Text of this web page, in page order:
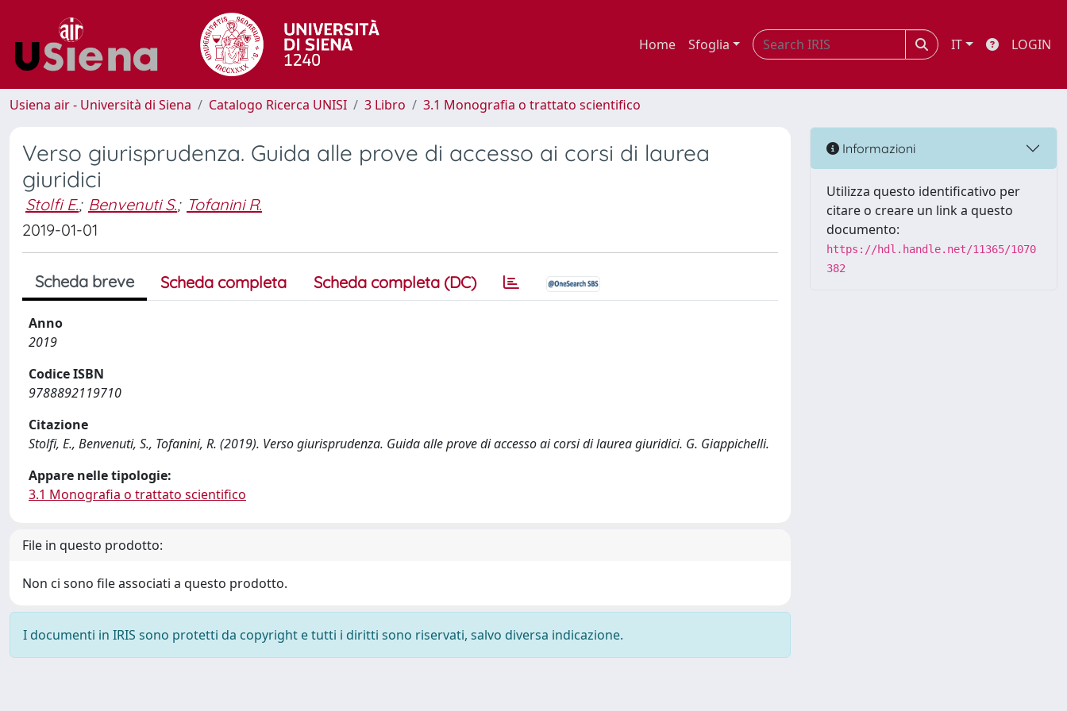
Home Sfoglia IT LOGIN
Usiena air - Università di Siena Catalogo Ricerca UNISI 3 Libro 3.1 Monografia o trattato scientifico
Verso giurisprudenza. Guida alle prove di accesso ai corsi di laurea
giuridici
Stolfi E.; Benvenuti S.; Tofanini R.
2019-01-01
Scheda breve Scheda completa Scheda completa (DC)
Anno
2019
Codice ISBN
9788892119710
Citazione
Stolfi, E., Benvenuti, S., Tofanini, R. (2019). Verso giurisprudenza. Guida alle prove di accesso ai corsi di laurea giuridici. G. Giappichelli.
Appare nelle tipologie:
3.1 Monografia o trattato scientifico
File in questo prodotto:
Non ci sono file associati a questo prodotto.
I documenti in IRIS sono protetti da copyright e tutti i diritti sono riservati, salvo diversa indicazione.
Informazioni
Utilizza questo identificativo per
citare o creare un link a questo
documento:
https://hdl.handle.net/11365/1070
382